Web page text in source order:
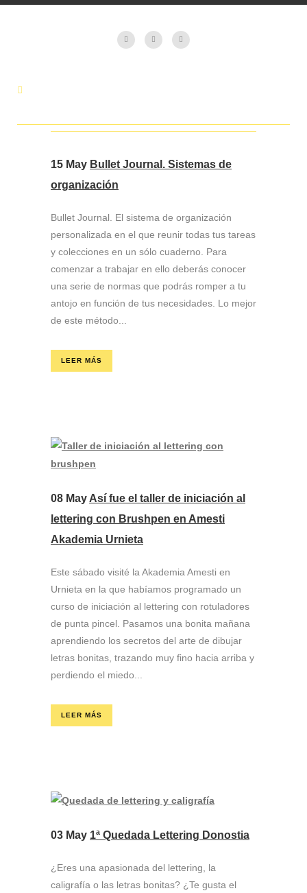
15 May Bullet Journal. Sistemas de
organización
Bullet Journal. El sistema de organización
personalizada en el que reunir todas tus tareas
y colecciones en un sólo cuaderno. Para
comenzar a trabajar en ello deberás conocer
una serie de normas que podrás romper a tu
antojo en función de tus necesidades. Lo mejor
de este método...
LEER MÁS
08 May Así fue el taller de iniciación al
lettering con Brushpen en Amesti
Akademia Urnieta
Este sábado visité la Akademia Amesti en
Urnieta en la que habíamos programado un
curso de iniciación al lettering con rotuladores
de punta pincel. Pasamos una bonita mañana
aprendiendo los secretos del arte de dibujar
letras bonitas, trazando muy fino hacia arriba y
perdiendo el miedo...
LEER MÁS
03 May 1ª Quedada Lettering Donostia
¿Eres una apasionada del lettering, la
caligrafía o las letras bonitas? ¿Te gusta el